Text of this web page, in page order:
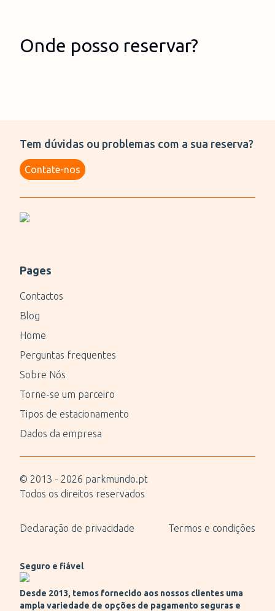
Onde posso reservar?
Tem dúvidas ou problemas com a sua reserva?
Contate-nos
Pages
Contactos
Blog
Home
Perguntas frequentes
Sobre Nós
Torne-se um parceiro
Tipos de estacionamento
Dados da empresa
© 2013 - 2026 parkmundo.pt
Todos os direitos reservados
Declaração de privacidade Termos e condições
Seguro e fiável
Desde 2013, temos fornecido aos nossos clientes uma
ampla variedade de opções de pagamento seguras e